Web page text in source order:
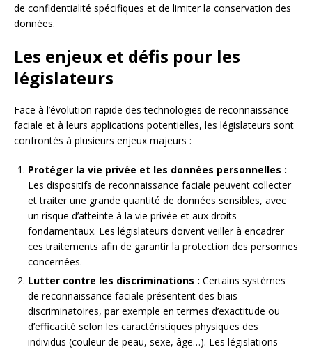
de confidentialité spécifiques et de limiter la conservation des
données.
Les enjeux et défis pour les
législateurs
Face à l’évolution rapide des technologies de reconnaissance
faciale et à leurs applications potentielles, les législateurs sont
confrontés à plusieurs enjeux majeurs :
Protéger la vie privée et les données personnelles :
Les dispositifs de reconnaissance faciale peuvent collecter
et traiter une grande quantité de données sensibles, avec
un risque d’atteinte à la vie privée et aux droits
fondamentaux. Les législateurs doivent veiller à encadrer
ces traitements afin de garantir la protection des personnes
concernées.
Lutter contre les discriminations : Certains systèmes
de reconnaissance faciale présentent des biais
discriminatoires, par exemple en termes d’exactitude ou
d’efficacité selon les caractéristiques physiques des
individus (couleur de peau, sexe, âge…). Les législations